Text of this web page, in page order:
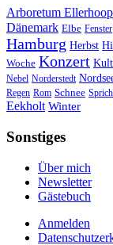
Arboretum Ellerhoop
Dänemark Elbe Fenster
Hamburg Herbst
Woche Konzert
Nebel Norderstedt
Regen Rom Schnee
Eekholt Winter
Sonstiges
Über mich
Newsletter
Gästebuch
Anmelden